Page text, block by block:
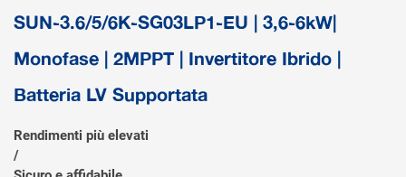
SUN-3.6/5/6K-SG03LP1-EU | 3,6-6kW|
Monofase | 2MPPT | Invertitore Ibrido |
Batteria LV Supportata
Rendimenti più elevati
/